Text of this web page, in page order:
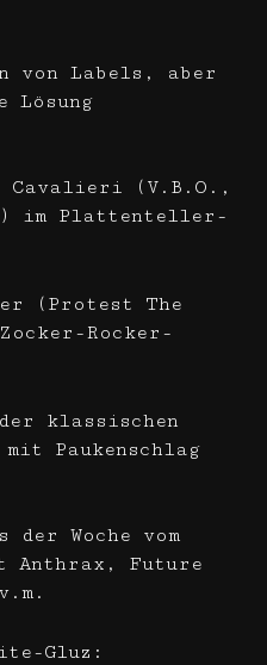
von Labels, aber
Lösung
Cavalieri (V.B.O.,
im Plattenteller-
(Protest The
Rocker-
klassischen
mit Paukenschlag
der Woche vom
Anthrax, Future
Gluz: